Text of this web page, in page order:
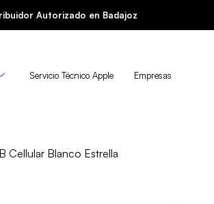
Autorizado en Badajoz
Servicio Técnico Apple Empresas
Cellular Blanco Estrella